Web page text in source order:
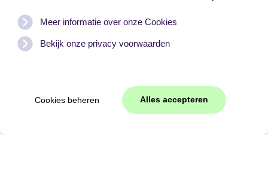
Meer informatie over onze Cookies
Bekijk onze privacy voorwaarden
Cookies beheren Alles accepteren
Natur zu starten! Die komfortablen Häuser von
Vakantiehuizen Texel liegen direkt am Texeler Wald. Die
Fonteinsnol ist nur einen Steinwurf entfernt – ein
idealer Ausgangspunkt für eine herrliche